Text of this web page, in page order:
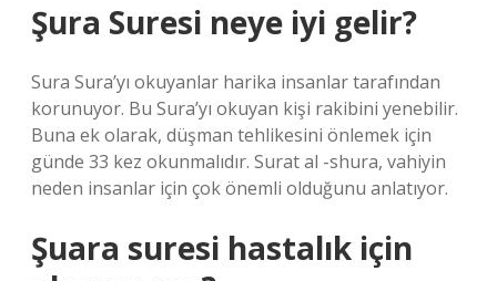
Şura Suresi neye iyi gelir?
Sura Sura’yı okuyanlar harika insanlar tarafından
korunuyor. Bu Sura’yı okuyan kişi rakibini yenebilir.
Buna ek olarak, düşman tehlikesini önlemek için
günde 33 kez okunmalıdır. Surat al -shura, vahiyin
neden insanlar için çok önemli olduğunu anlatıyor.
Şuara suresi hastalık için